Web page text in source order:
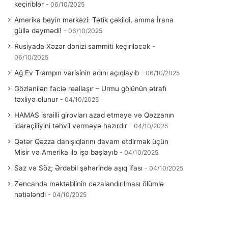
keçiriblər
06/10/2025
Amerika beyin mərkəzi: Tətik çəkildi, amma İrana
güllə dəymədi!
06/10/2025
Rusiyada Xəzər dənizi sammiti keçiriləcək
06/10/2025
Ağ Ev Trampın varisinin adını açıqlayıb 06/10/2025
Gözlənilən faciə reallaşır – Urmu gölünün ətrafı
təxliyə olunur
04/10/2025
HAMAS israilli girovları azad etməyə və Qəzzanın
idarəçiliyini təhvil verməyə hazırdır
04/10/2025
Qətər Qəzza danışıqlarını davam etdirmək üçün
Misir və Amerika ilə işə başlayıb
04/10/2025
Saz və Söz; Ərdəbil şəhərində aşıq ifası 04/10/2025
Zəncanda məktəblinin cəzalandırılması ölümlə
nətiələndi
04/10/2025